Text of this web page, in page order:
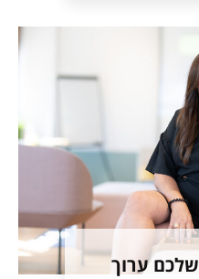
ערוך